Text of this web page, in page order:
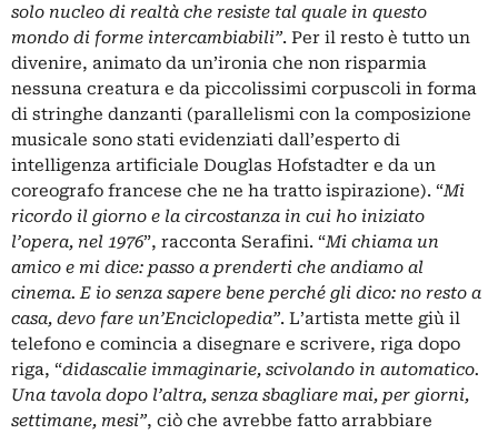
solo nucleo di realtà che resiste tal quale in questo
mondo di forme intercambiabili”. Per il resto è tutto un
divenire, animato da un’ironia che non risparmia
nessuna creatura e da piccolissimi corpuscoli in forma
di stringhe danzanti (parallelismi con la composizione
musicale sono stati evidenziati dall’esperto di
intelligenza artificiale Douglas Hofstadter e da un
coreografo francese che ne ha tratto ispirazione). “Mi
ricordo il giorno e la circostanza in cui ho iniziato
l’opera, nel 1976”, racconta Serafini. “Mi chiama un
amico e mi dice: passo a prenderti che andiamo al
cinema. E io senza sapere bene perché gli dico: no resto a
casa, devo fare un’Enciclopedia”. L’artista mette giù il
telefono e comincia a disegnare e scrivere, riga dopo
riga, “didascalie immaginarie, scivolando in automatico.
Una tavola dopo l’altra, senza sbagliare mai, per giorni,
settimane, mesi”, ciò che avrebbe fatto arrabbiare